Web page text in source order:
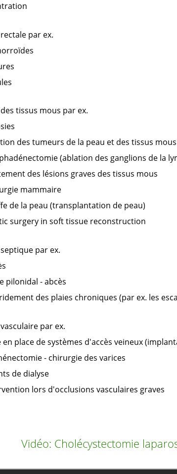
par ex.
tissus mous par ex.
des tumeurs de la peau et des tissus mous
(ablation des ganglions de la
des lésions graves des tissus mous
mammaire
de la peau (transplantation de peau)
surgery in soft tissue reconstruction
par ex.
pilonidal - abcès
des plaies chroniques (par ex. les
par ex.
en place de systèmes d'accès veineux
- chirurgie des varices
de dialyse
lors d'occlusions vasculaires graves
Vidéo: Cholécystectomie